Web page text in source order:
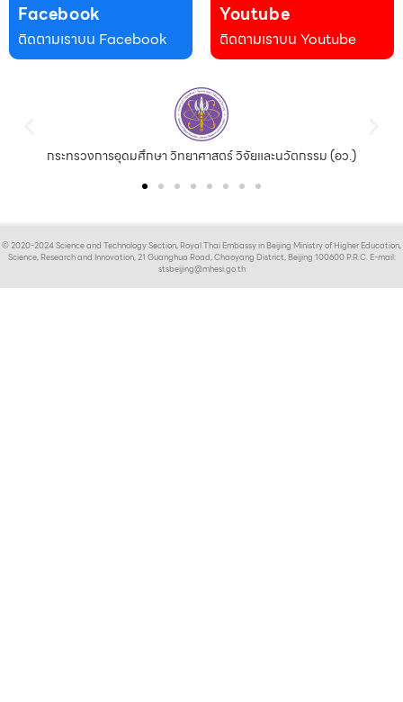
Facebook
ติดตามเราบน Facebook
Youtube
ติดตามเราบน Youtube
กระทรวงการอุดมศึกษา วิทยาศาสตร์ วิจัยและนวัตกรรม (อว.)
© 2020-2024 Science and Technology Section, Royal Thai Embassy in Beijing Ministry of Higher Education,
Science, Research and Innovation, 21 Guanghua Road, Chaoyang District, Beijing 100600 P.R.C. E-mail:
stsbeijing@mhesi.go.th